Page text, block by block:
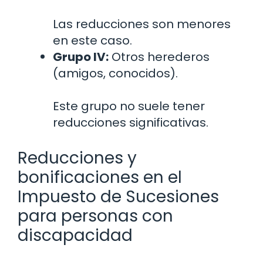
Las reducciones son menores
en este caso.
Grupo IV: Otros herederos
(amigos, conocidos).
Este grupo no suele tener
reducciones significativas.
Reducciones y
bonificaciones en el
Impuesto de Sucesiones
para personas con
discapacidad